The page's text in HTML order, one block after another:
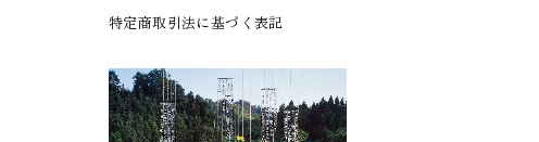
特定商取引法に基づく表記